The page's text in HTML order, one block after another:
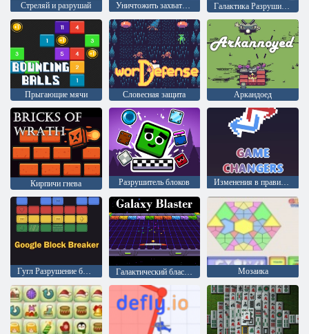
Стреляй и разрушай Уничтожить захватчиков Галактика Разрушить кирпичи
Прыгающие мячи Словесная защита Аркандоед
Кирпичи гнева Разрушитель блоков Изменения в правилах игры
Гугл Разрушение блоков Галактический бластер Мозаика